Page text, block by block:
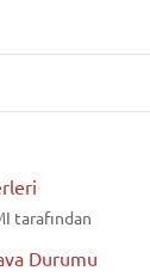
tarafından
Durumu